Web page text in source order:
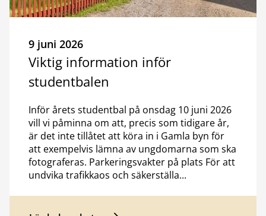
9 juni 2026
Viktig information inför
studentbalen
Inför årets studentbal på onsdag 10 juni 2026
vill vi påminna om att, precis som tidigare år,
är det inte tillåtet att köra in i Gamla byn för
att exempelvis lämna av ungdomarna som ska
fotograferas. Parkeringsvakter på plats För att
undvika trafikkaos och säkerställa...